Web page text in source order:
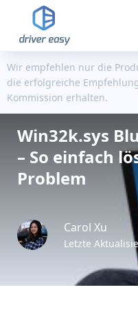
Wir empfehlen nur die
die erfolgreiche
Kommission erhalten.
Win32k.sys
– So einfach
Problem
Carol Xu
Letzte